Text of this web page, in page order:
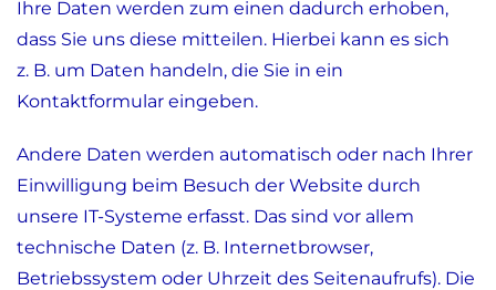
Ihre Daten werden zum einen dadurch erhoben,
dass Sie uns diese mitteilen. Hierbei kann es sich
z. B. um Daten handeln, die Sie in ein
Kontaktformular eingeben.
Andere Daten werden automatisch oder nach Ihrer
Einwilligung beim Besuch der Website durch
unsere IT-Systeme erfasst. Das sind vor allem
technische Daten (z. B. Internetbrowser,
Betriebssystem oder Uhrzeit des Seitenaufrufs). Die